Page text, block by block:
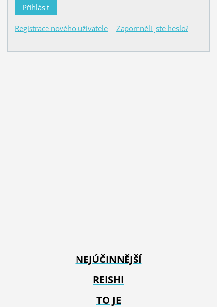
Registrace nového uživatele Zapomněli jste heslo?
NEJÚČINNĚJŠÍ
REISHI
TO JE